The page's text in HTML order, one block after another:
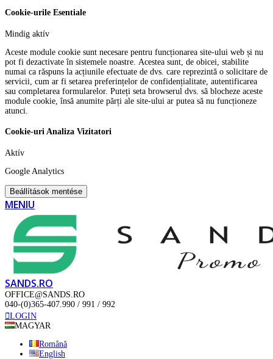
Cookie-urile Esentiale
Mindig aktív
Aceste module cookie sunt necesare pentru funcționarea site-ului web și nu
pot fi dezactivate în sistemele noastre. Acestea sunt, de obicei, stabilite
numai ca răspuns la acțiunile efectuate de dvs. care reprezintă o solicitare de
servicii, cum ar fi setarea preferințelor de confidențialitate, autentificarea
sau completarea formularelor. Puteți seta browserul dvs. să blocheze aceste
module cookie, însă anumite părți ale site-ului ar putea să nu funcționeze
atunci.
Cookie-uri Analiza Vizitatori
Aktív
Google Analytics
Beállítások mentése
MENIU
SANDS.RO
OFFICE@SANDS.RO
040-(0)365-407.990 / 991 / 992
LOGIN
MAGYAR
Română
English